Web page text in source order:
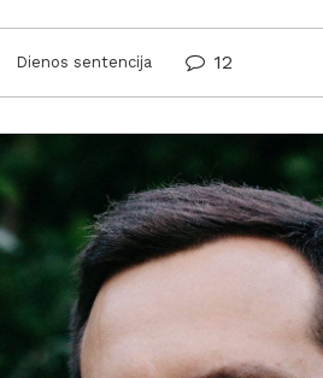
Dienos sentencija 12